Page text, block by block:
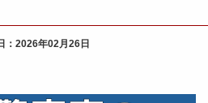
： 2026年02月26日